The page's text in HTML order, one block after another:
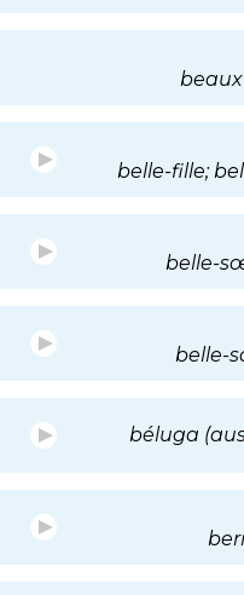
belle-fille;
belle-
belle-
béluga